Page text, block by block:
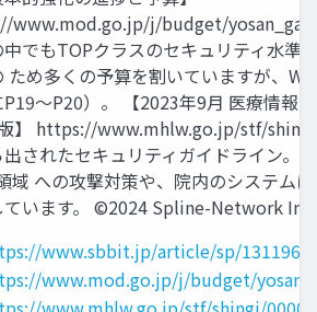
www.mod.go.jp/j/budget/
でもTOPクラスのセキュリティ水準
ため多くの予算を割いていますが、
P19～P20）。 【2023年9月 医療情報
】 https://www.mhlw.go.jp/stf/
されたセキュリティガイドライン。
域 への攻撃対策や、院内のシステム
ています。 ©2024 Spline-Network
www.sbbit.jp/article/sp/131196
www.mod.go.jp/j/budget/